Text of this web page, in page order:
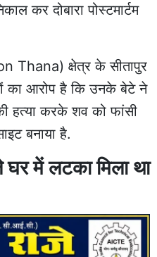
कर दोबारा पोस्टमार्टम
Thana) क्षेत्र के सीतापुर
का आरोप है किउनके बेटे ने
हत्या करके शव को फांसी
बनाया है.
में लटका मिला था